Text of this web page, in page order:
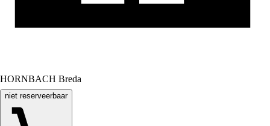
HORNBACH Breda
niet reserveerbaar